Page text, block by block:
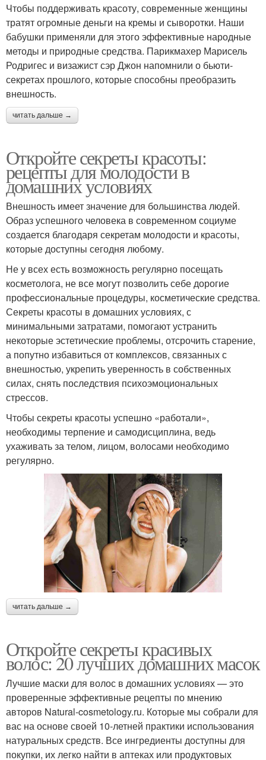
Чтобы поддерживать красоту, современные женщины
тратят огромные деньги на кремы и сыворотки. Наши
бабушки применяли для этого эффективные народные
методы и природные средства. Парикмахер Марисель
Родригес и визажист сэр Джон напомнили о бьюти-
секретах прошлого, которые способны преобразить
внешность.
читать дальше →
Откройте секреты красоты:
рецепты для молодости в
домашних условиях
Внешность имеет значение для большинства людей.
Образ успешного человека в современном социуме
создается благодаря секретам молодости и красоты,
которые доступны сегодня любому.
Не у всех есть возможность регулярно посещать
косметолога, не все могут позволить себе дорогие
профессиональные процедуры, косметические средства.
Секреты красоты в домашних условиях, с
минимальными затратами, помогают устранить
некоторые эстетические проблемы, отсрочить старение,
а попутно избавиться от комплексов, связанных с
внешностью, укрепить уверенность в собственных
силах, снять последствия психоэмоциональных
стрессов.
Чтобы секреты красоты успешно «работали»,
необходимы терпение и самодисциплина, ведь
ухаживать за телом, лицом, волосами необходимо
регулярно.
читать дальше →
Откройте секреты красивых
волос: 20 лучших домашних масок
Лучшие маски для волос в домашних условиях — это
проверенные эффективные рецепты по мнению
авторов Natural-cosmetology.ru. Которые мы собрали для
вас на основе своей 10-летней практики использования
натуральных средств. Все ингредиенты доступны для
покупки, их легко найти в аптеках или продуктовых